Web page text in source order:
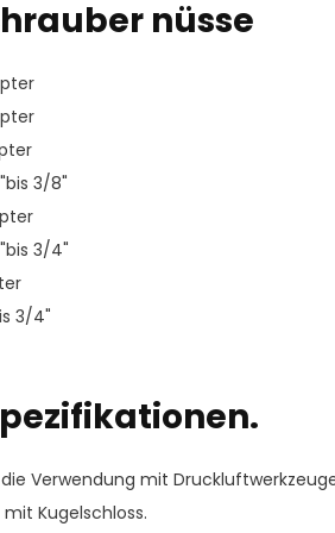
nüsse
3/8"
3/4"
3/4"
Verwendung mit
Kugelschloss.